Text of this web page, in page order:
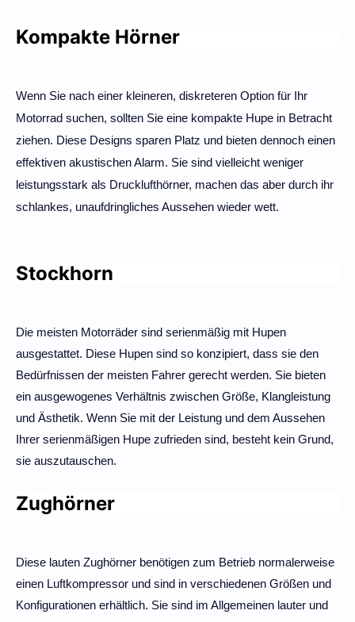
Kompakte Hörner
Wenn Sie nach einer kleineren, diskreteren Option für Ihr
Motorrad suchen, sollten Sie eine kompakte Hupe in Betracht
ziehen. Diese Designs sparen Platz und bieten dennoch einen
effektiven akustischen Alarm. Sie sind vielleicht weniger
leistungsstark als Drucklufthörner, machen das aber durch ihr
schlankes, unaufdringliches Aussehen wieder wett.
Stockhorn
Die meisten Motorräder sind serienmäßig mit Hupen
ausgestattet. Diese Hupen sind so konzipiert, dass sie den
Bedürfnissen der meisten Fahrer gerecht werden. Sie bieten
ein ausgewogenes Verhältnis zwischen Größe, Klangleistung
und Ästhetik. Wenn Sie mit der Leistung und dem Aussehen
Ihrer serienmäßigen Hupe zufrieden sind, besteht kein Grund,
sie auszutauschen.
Zughörner
Diese lauten Zughörner benötigen zum Betrieb normalerweise
einen Luftkompressor und sind in verschiedenen Größen und
Konfigurationen erhältlich. Sie sind im Allgemeinen lauter und